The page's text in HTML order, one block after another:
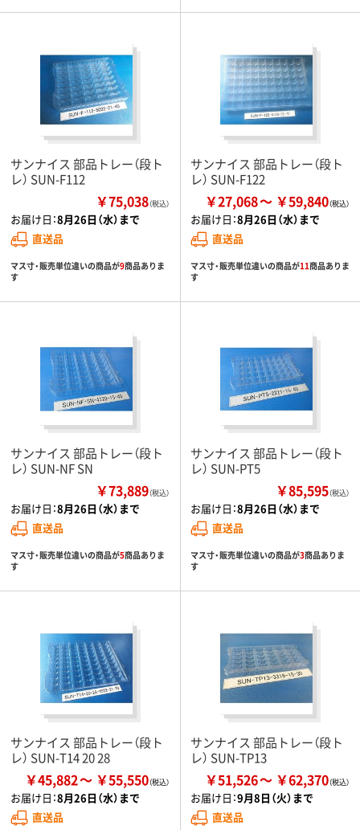
サンナイス 部品トレー（段ト
レ） SUN-F112
￥75,038（税込）
お届け日：8月26日（水）まで
直送品
マス寸・販売単位違いの商品が9商品ありま
す
サンナイス 部品トレー（段ト
レ） SUN-F122
￥27,068 ￥59,840
お届け日：8月26日（水）まで
直送品
マス寸・販売単位違いの商品が11商品ありま
す
サンナイス 部品トレー（段ト
レ） SUN-NF SN
￥73,889（税込）
お届け日：8月26日（水）まで
直送品
マス寸・販売単位違いの商品が5商品ありま
す
サンナイス 部品トレー（段ト
レ） SUN-PT5
￥85,595（税込）
お届け日：8月26日（水）まで
直送品
マス寸・販売単位違いの商品が3商品ありま
す
サンナイス 部品トレー（段ト
レ） SUN-T14 20 28
￥45,882 ￥55,550
お届け日：8月26日（水）まで
直送品
サンナイス 部品トレー（段ト
レ） SUN-TP13
￥51,526 ￥62,370
お届け日：9月8日（火）まで
直送品